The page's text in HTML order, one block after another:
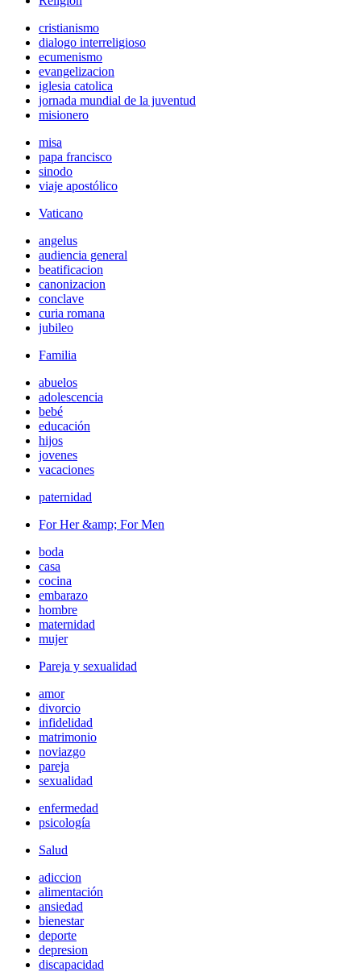
cristianismo
dialogo interreligioso
ecumenismo
evangelizacion
iglesia catolica
jornada mundial de la juventud
misionero
misa
papa francisco
sinodo
viaje apostólico
Vaticano
angelus
audiencia general
beatificacion
canonizacion
conclave
curia romana
jubileo
Familia
abuelos
adolescencia
bebé
educación
hijos
jovenes
vacaciones
paternidad
For Her &amp; For Men
boda
casa
cocina
embarazo
hombre
maternidad
mujer
Pareja y sexualidad
amor
divorcio
infidelidad
matrimonio
noviazgo
pareja
sexualidad
enfermedad
psicología
Salud
adiccion
alimentación
ansiedad
bienestar
deporte
depresion
discapacidad